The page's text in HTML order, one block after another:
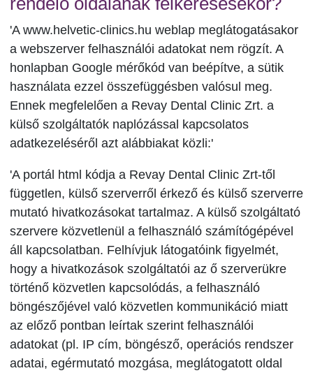
'A www.helvetic-clinics.hu weblap meglátogatásakor
a webszerver felhasználói adatokat nem rögzít. A
honlapban Google mérőkód van beépítve, a sütik
használata ezzel összefüggésben valósul meg.
Ennek megfelelően a Revay Dental Clinic Zrt. a
külső szolgáltatók naplózással kapcsolatos
adatkezeléséről azt alábbiakat közli:'
'A portál html kódja a Revay Dental Clinic Zrt-től
független, külső szerverről érkező és külső szerverre
mutató hivatkozásokat tartalmaz. A külső szolgáltató
szervere közvetlenül a felhasználó számítógépével
áll kapcsolatban. Felhívjuk látogatóink figyelmét,
hogy a hivatkozások szolgáltatói az ő szerverükre
történő közvetlen kapcsolódás, a felhasználó
böngészőjével való közvetlen kommunikáció miatt
az előző pontban leírtak szerint felhasználói
adatokat (pl. IP cím, böngésző, operációs rendszer
adatai, egérmutató mozgása, meglátogatott oldal